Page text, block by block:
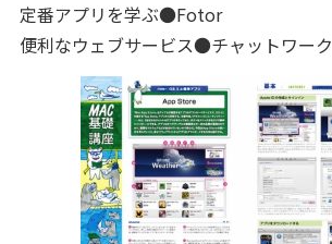
定番アプリを学ぶ●Fotor
便利なウェブサービス●チャットワーク